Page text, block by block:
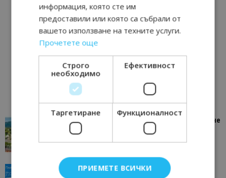
“Пощенска картичка от…”: Петрич – Изживяване
отвъд очакваното
Петрич 11/07/2026 11:22
“Пощенска картичка от…”: Пловдив, градът на
информация, която сте им
предоставили или която са събрали от
вашето използване на техните услуги.
Прочетете още
Строго
необходимо
Ефективност
Таргетиране Функционалност
ПРИЕМЕТЕ ВСИЧКИ